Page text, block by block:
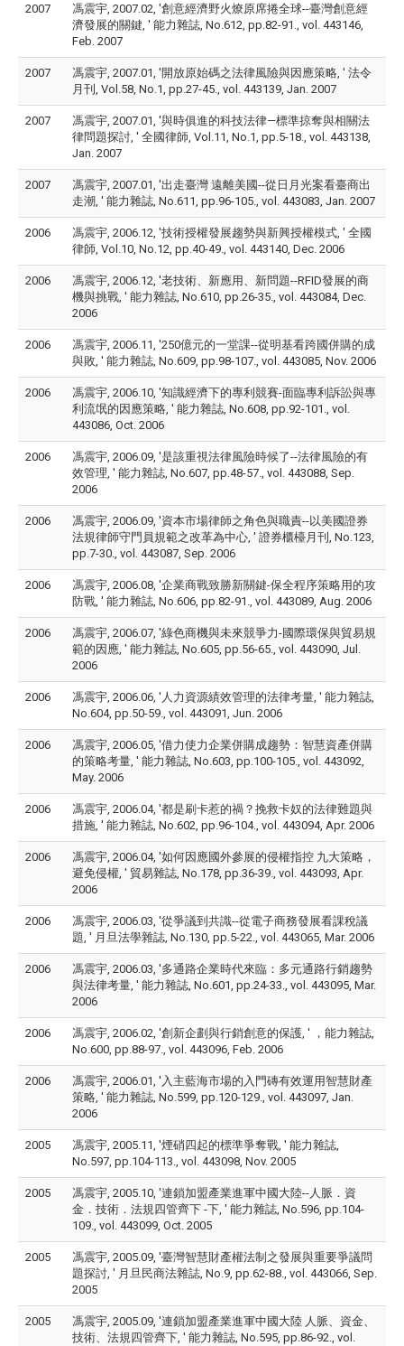
2007
馮震宇, 2007.02, '創意經濟野火燎原席捲全球--臺灣創意經
濟發展的關鍵, ' 能力雜誌, No.612, pp.82-91., vol. 443146,
Feb. 2007
2007
馮震宇, 2007.01, '開放原始碼之法律風險與因應策略, ' 法令
月刊, Vol.58, No.1, pp.27-45., vol. 443139, Jan. 2007
2007
馮震宇, 2007.01, '與時俱進的科技法律—標準掠奪與相關法
律問題探討, ' 全國律師, Vol.11, No.1, pp.5-18., vol. 443138,
Jan. 2007
2007
馮震宇, 2007.01, '出走臺灣 遠離美國--從日月光案看臺商出
走潮, ' 能力雜誌, No.611, pp.96-105., vol. 443083, Jan. 2007
2006
馮震宇, 2006.12, '技術授權發展趨勢與新興授權模式, ' 全國
律師, Vol.10, No.12, pp.40-49., vol. 443140, Dec. 2006
2006
馮震宇, 2006.12, '老技術、新應用、新問題--RFID發展的商
機與挑戰, ' 能力雜誌, No.610, pp.26-35., vol. 443084, Dec.
2006
2006
馮震宇, 2006.11, '250億元的一堂課--從明基看跨國併購的成
與敗, ' 能力雜誌, No.609, pp.98-107., vol. 443085, Nov. 2006
2006
馮震宇, 2006.10, '知識經濟下的專利競賽-面臨專利訴訟與專
利流氓的因應策略, ' 能力雜誌, No.608, pp.92-101., vol.
443086, Oct. 2006
2006
馮震宇, 2006.09, '是該重視法律風險時候了--法律風險的有
效管理, ' 能力雜誌, No.607, pp.48-57., vol. 443088, Sep.
2006
2006
馮震宇, 2006.09, '資本市場律師之角色與職責--以美國證券
法規律師守門員規範之改革為中心, ' 證券櫃檯月刊, No.123,
pp.7-30., vol. 443087, Sep. 2006
2006
馮震宇, 2006.08, '企業商戰致勝新關鍵-保全程序策略用的攻
防戰, ' 能力雜誌, No.606, pp.82-91., vol. 443089, Aug. 2006
2006
馮震宇, 2006.07, '綠色商機與未來競爭力-國際環保與貿易規
範的因應, ' 能力雜誌, No.605, pp.56-65., vol. 443090, Jul.
2006
2006
馮震宇, 2006.06, '人力資源績效管理的法律考量, ' 能力雜誌,
No.604, pp.50-59., vol. 443091, Jun. 2006
2006
馮震宇, 2006.05, '借力使力企業併購成趨勢：智慧資產併購
的策略考量, ' 能力雜誌, No.603, pp.100-105., vol. 443092,
May. 2006
2006
馮震宇, 2006.04, '都是刷卡惹的禍？挽救卡奴的法律難題與
措施, ' 能力雜誌, No.602, pp.96-104., vol. 443094, Apr. 2006
2006
馮震宇, 2006.04, '如何因應國外參展的侵權指控 九大策略，
避免侵權, ' 貿易雜誌, No.178, pp.36-39., vol. 443093, Apr.
2006
2006
馮震宇, 2006.03, '從爭議到共識--從電子商務發展看課稅議
題, ' 月旦法學雜誌, No.130, pp.5-22., vol. 443065, Mar. 2006
2006
馮震宇, 2006.03, '多通路企業時代來臨：多元通路行銷趨勢
與法律考量, ' 能力雜誌, No.601, pp.24-33., vol. 443095, Mar.
2006
2006
馮震宇, 2006.02, '創新企劃與行銷創意的保護, ' ，能力雜誌,
No.600, pp.88-97., vol. 443096, Feb. 2006
2006
馮震宇, 2006.01, '入主藍海市場的入門磚有效運用智慧財產
策略, ' 能力雜誌, No.599, pp.120-129., vol. 443097, Jan.
2006
2005
馮震宇, 2005.11, '煙硝四起的標準爭奪戰, ' 能力雜誌,
No.597, pp.104-113., vol. 443098, Nov. 2005
2005
馮震宇, 2005.10, '連鎖加盟產業進軍中國大陸--人脈．資
金．技術．法規四管齊下 -下, ' 能力雜誌, No.596, pp.104-
109., vol. 443099, Oct. 2005
2005
馮震宇, 2005.09, '臺灣智慧財產權法制之發展與重要爭議問
題探討, ' 月旦民商法雜誌, No.9, pp.62-88., vol. 443066, Sep.
2005
2005
馮震宇, 2005.09, '連鎖加盟產業進軍中國大陸 人脈、資金、
技術、法規四管齊下, ' 能力雜誌, No.595, pp.86-92., vol.